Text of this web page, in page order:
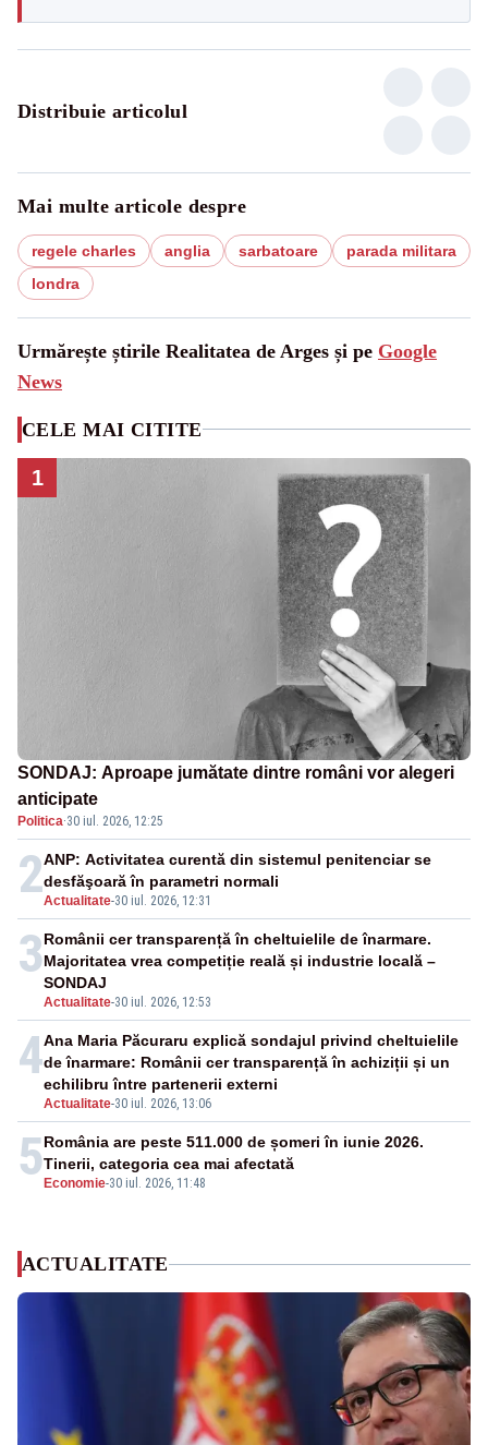
Distribuie articolul
Mai multe articole despre
regele charles anglia sarbatoare
parada militara
londra
Urmărește știrile Realitatea de Arges și pe Google
News
CELE MAI CITITE
1
SONDAJ: Aproape jumătate dintre români vor alegeri
anticipate
Politica·30 iul. 2026, 12:25
2Actualitate-30 iul. 2026, 12:31
ANP: Activitatea curentă din sistemul penitenciar se
desfăşoară în parametri normali
3
Actualitate-30 iul. 2026, 12:53
Românii cer transparență în cheltuielile de înarmare.
Majoritatea vrea competiție reală și industrie locală –
SONDAJ
4
Actualitate-30 iul. 2026, 13:06
Ana Maria Păcuraru explică sondajul privind cheltuielile
de înarmare: Românii cer transparență în achiziții și un
echilibru între partenerii externi
5 Economie-30 iul. 2026, 11:48
România are peste 511.000 de șomeri în iunie 2026.
Tinerii, categoria cea mai afectată
ACTUALITATE